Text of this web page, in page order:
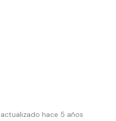
hace 5 años